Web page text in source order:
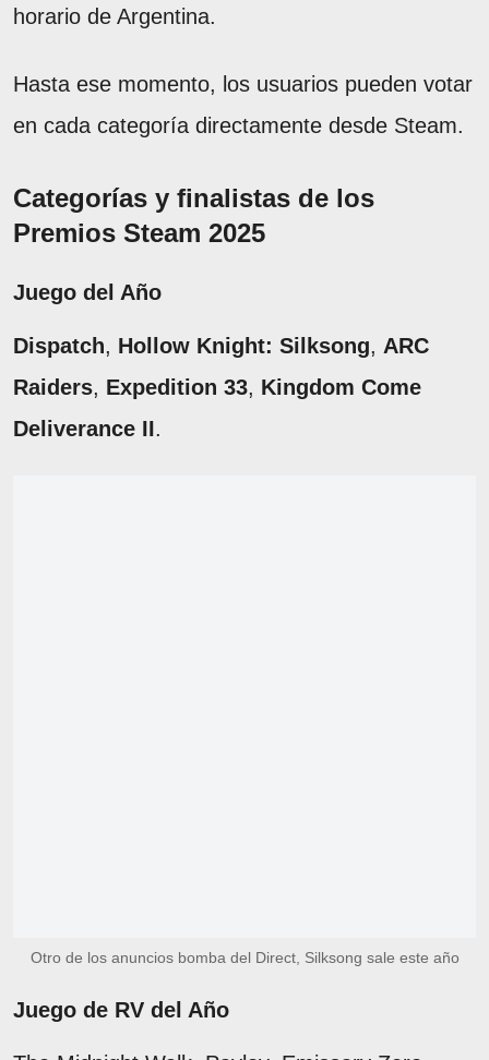
horario de Argentina.
Hasta ese momento, los usuarios pueden votar
en cada categoría directamente desde Steam.
Categorías y finalistas de los
Premios Steam 2025
Juego del Año
Dispatch, Hollow Knight: Silksong, ARC
Raiders, Expedition 33, Kingdom Come
Deliverance II.
Otro de los anuncios bomba del Direct, Silksong sale este año
Juego de RV del Año